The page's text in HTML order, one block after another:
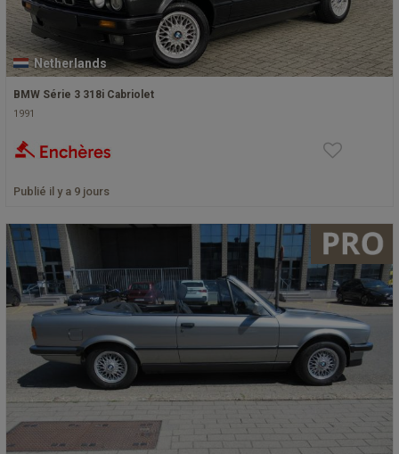
Netherlands
BMW Série 3 318i Cabriolet
1991
Publié il y a 9 jours